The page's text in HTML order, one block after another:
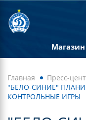
Магазин
Главная Пресс-
"БЕЛО-СИНИЕ"
КОНТРОЛЬНЫЕ ИГРЫ